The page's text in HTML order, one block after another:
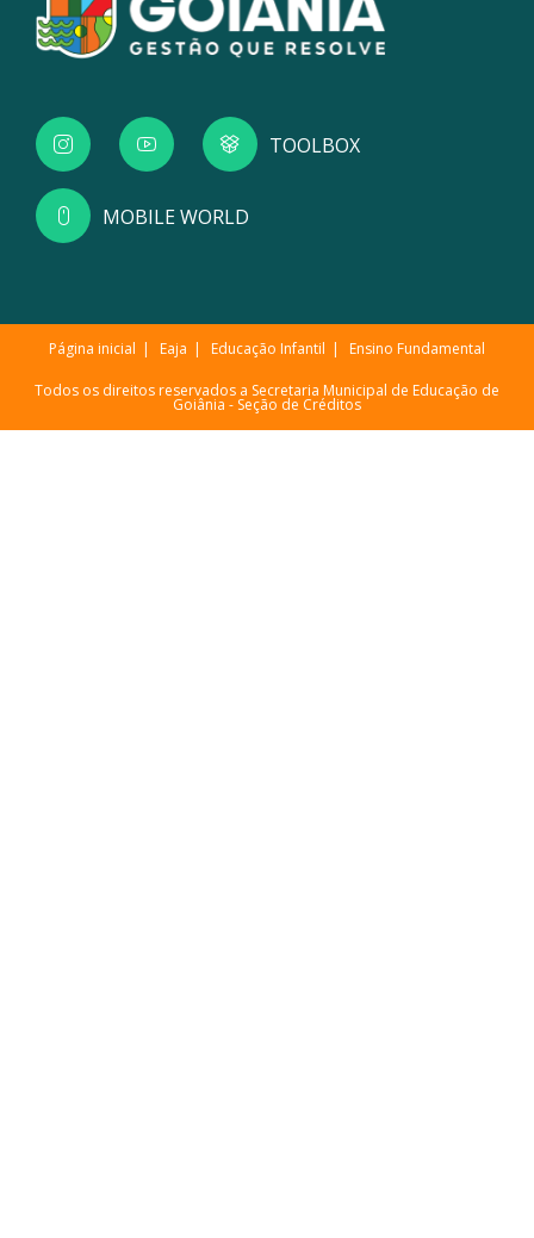
TOOLBOX
MOBILE WORLD
Página inicial Eaja Educação Infantil Ensino Fundamental
Todos os direitos reservados a Secretaria Municipal de Educação de
Goiânia - Seção de Créditos